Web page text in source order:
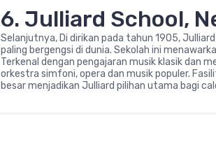
6. Julliard School,
Selanjutnya, Di dirikan pada tahun 1905,
paling bergengsi di dunia. Sekolah ini
Terkenal dengan pengajaran musik klasik dan
orkestra simfoni, opera dan musik populer.
besar menjadikan Julliard pilihan utama bagi